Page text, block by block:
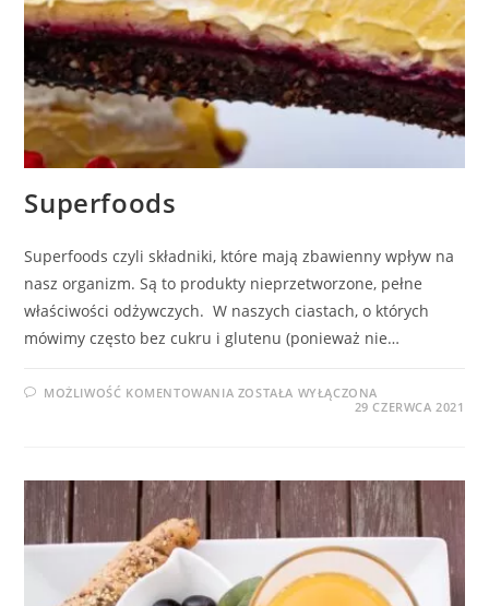
Superfoods
Superfoods czyli składniki, które mają zbawienny wpływ na
nasz organizm. Są to produkty nieprzetworzone, pełne
właściwości odżywczych. W naszych ciastach, o których
mówimy często bez cukru i glutenu (ponieważ nie…
MOŻLIWOŚĆ KOMENTOWANIA SUPERFOODS
ZOSTAŁA WYŁĄCZONA
29 CZERWCA 2021